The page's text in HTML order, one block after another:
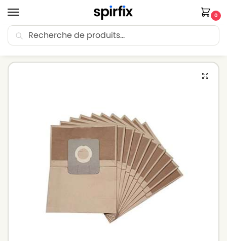
0
🚚 Livraison Point Relais offerte dès 30€ d’achat.